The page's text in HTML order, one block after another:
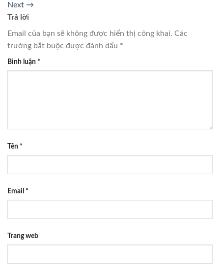
Next →
Trả lời
Email của bạn sẽ không được hiển thị công khai. Các
trường bắt buộc được đánh dấu *
Bình luận *
Tên *
Email *
Trang web